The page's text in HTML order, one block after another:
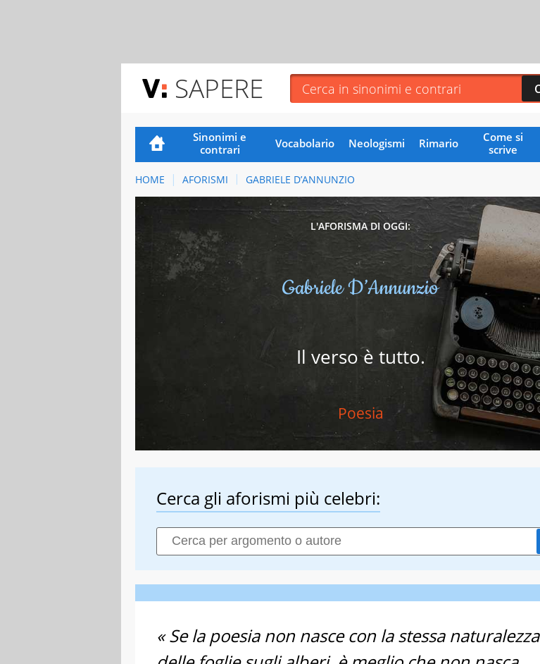
SAPERE
Sinonimi e
contrari
Vocabolario Neologismi Rimario
Come si
scrive
HOME AFORISMI GABRIELE D’ANNUNZIO
L'AFORISMA DI OGGI:
Gabriele D’Annunzio
Il verso è tutto.
Poesia
Cerca gli aforismi più celebri:
« Se la poesia non nasce con la stessa naturalezza